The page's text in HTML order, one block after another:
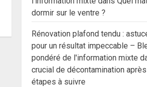
dormir sur le ventre ?
Rénovation plafond tendu :
pour un résultat impeccable –
pondéré de l'information mixte
crucial de décontamination
étapes à suivre